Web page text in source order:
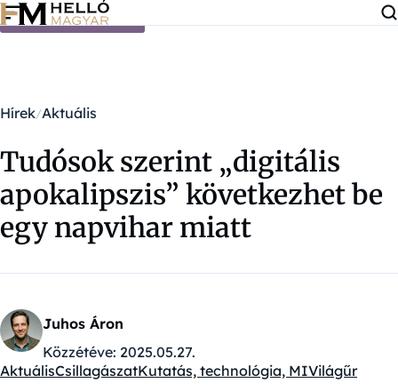
Ugrás a tartalomra
Hírek Aktuális
Tudósok szerint „digitális
apokalipszis” következhet be
egy napvihar miatt
Juhos Áron
Közzétéve: 2025.05.27.
Kategóriák:
AktuálisCsillagászatKutatás, technológia, MIVilágűr